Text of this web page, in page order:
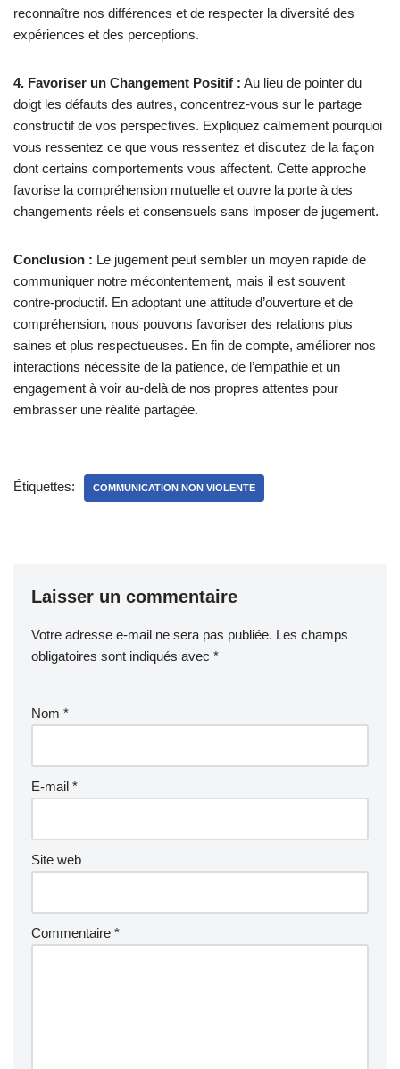
reconnaître nos différences et de respecter la diversité des
expériences et des perceptions.
4. Favoriser un Changement Positif : Au lieu de pointer du
doigt les défauts des autres, concentrez-vous sur le partage
constructif de vos perspectives. Expliquez calmement pourquoi
vous ressentez ce que vous ressentez et discutez de la façon
dont certains comportements vous affectent. Cette approche
favorise la compréhension mutuelle et ouvre la porte à des
changements réels et consensuels sans imposer de jugement.
Conclusion : Le jugement peut sembler un moyen rapide de
communiquer notre mécontentement, mais il est souvent
contre-productif. En adoptant une attitude d’ouverture et de
compréhension, nous pouvons favoriser des relations plus
saines et plus respectueuses. En fin de compte, améliorer nos
interactions nécessite de la patience, de l’empathie et un
engagement à voir au-delà de nos propres attentes pour
embrasser une réalité partagée.
Étiquettes: COMMUNICATION NON VIOLENTE
Laisser un commentaire
Votre adresse e-mail ne sera pas publiée. Les champs
obligatoires sont indiqués avec *
Nom *
E-mail *
Site web
Commentaire *